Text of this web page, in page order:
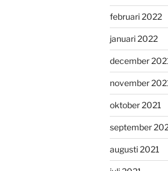
februari 2022
januari 2022
december
november
oktober 2021
september
augusti 2021